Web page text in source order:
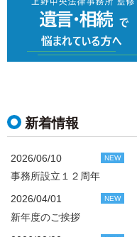
新着情報
2026/06/10 NEW
事務所設立１２周年
2026/04/01 NEW
新年度のご挨拶